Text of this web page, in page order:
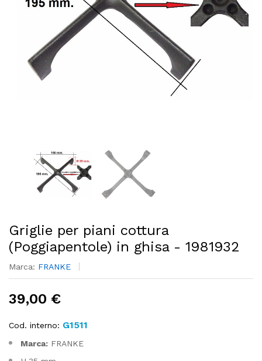
Griglie per piani cottura
(Poggiapentole) in ghisa - 1981932
Marca: FRANKE
39,00 €
Cod. interno: G1511
Marca: FRANKE